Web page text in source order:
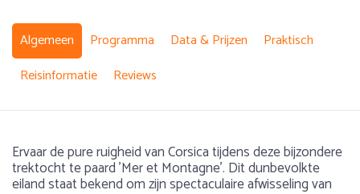
Algemeen Programma Data & Prijzen
Praktisch
Reisinformatie
Reviews
Ervaar de pure ruigheid van Corsica tijdens deze bijzondere
trektocht te paard 'Mer et Montagne'. Dit dunbevolkte
eiland staat bekend om zijn spectaculaire afwisseling van